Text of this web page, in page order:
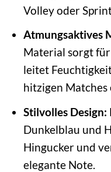
Volley oder
Atmungsaktives
Material sorgt
leitet
hitzigen
Stilvolles Design:
Dunkelblau und
Hingucker und
elegante Note.